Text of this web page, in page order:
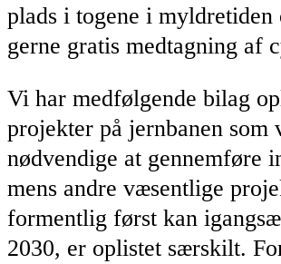
plads i togene i
gerne gratis medtagning af
Vi har medfølgende bilag
projekter på jernbanen som
nødvendige at gennemføre
mens andre væsentlige
formentlig først kan
2030, er oplistet særskilt.